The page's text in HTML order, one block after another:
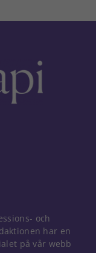
och
har en
på vår webb